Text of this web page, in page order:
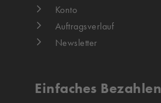
Konto
Auftragsverlauf
Newsletter
Einfaches Bezahlen